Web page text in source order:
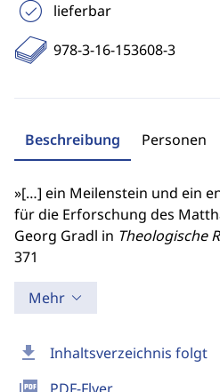
download Inhaltsverzeichnis folgt
lieferbar
978-3-16-153608-3
Beschreibung Personen
»[…] ein Meilenstein und ein
für die Erforschung des
Georg Gradl in Theologische
371
Mehr